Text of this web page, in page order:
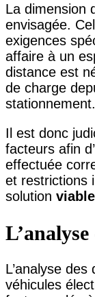
La dimension
envisagée.
exigences
affaire à un
distance est
de charge
stationnement.
Il est donc
facteurs afin
effectuée
et restrictions
solution
L’analyse
véhicules